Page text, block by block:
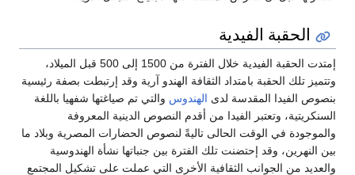
الحقبة الفيدية
إمتدت الحقبة الفيدية خلال الفترة من 1500 إلى 500 قبل الميلاد،
وتتميز تلك الحقبة بامتداد الثقافة الهندو آرية وقد إرتبطت بصفة رئيسية
بنصوص الفيدا المقدسة لدى الهندوس والتي تم صياغتها شفهيا باللغة
السنكريتية، وتعتبر الفيدا من أقدم النصوص الدينية المعروفة
والموجودة في الوقت الحالى تاليةً لنصوص الحضارات المصرية وبلاد ما
بين النهرين، وقد إحتضنت تلك الفترة بين جنباتها نشأة الهندوسية
والعديد من الجوانب الثقافية الأخرى التي عملت على تشكيل المجتمع